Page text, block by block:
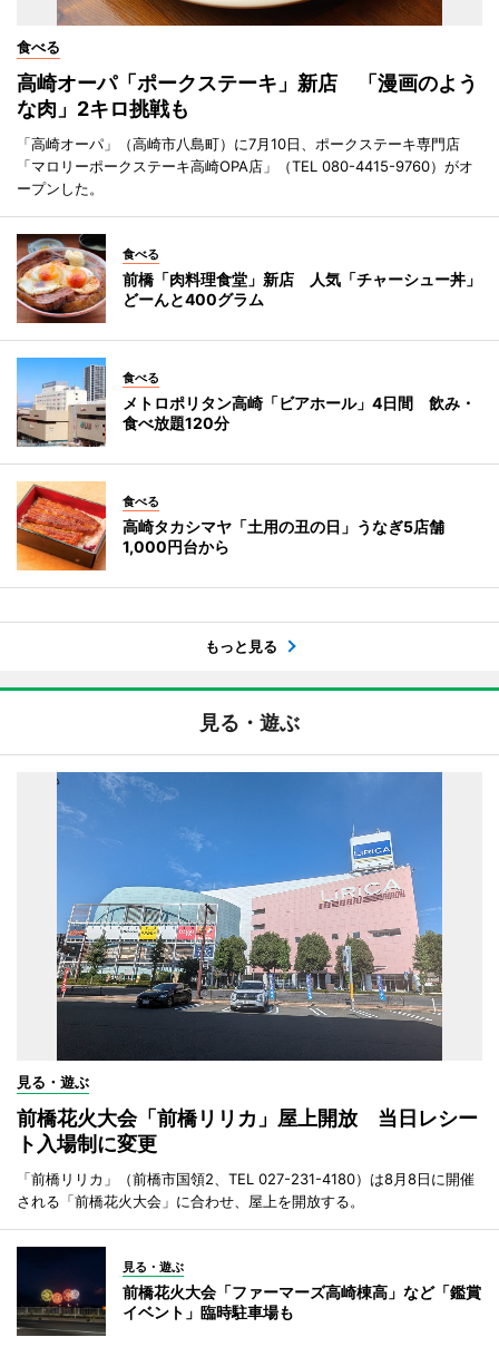
食べる
高崎オーパ「ポークステーキ」新店 「漫画のよう
な肉」2キロ挑戦も
「高崎オーパ」（高崎市八島町）に7月10日、ポークステーキ専門店
「マロリーポークステーキ高崎OPA店」（TEL 080-4415-9760）がオ
ープンした。
食べる
前橋「肉料理食堂」新店 人気「チャーシュー丼」
どーんと400グラム
食べる
メトロポリタン高崎「ビアホール」4日間 飲み・
食べ放題120分
食べる
高崎タカシマヤ「土用の丑の日」うなぎ5店舗
1,000円台から
もっと見る
見る・遊ぶ
見る・遊ぶ
前橋花火大会「前橋リリカ」屋上開放 当日レシー
ト入場制に変更
「前橋リリカ」（前橋市国領2、TEL 027-231-4180）は8月8日に開催
される「前橋花火大会」に合わせ、屋上を開放する。
見る・遊ぶ
前橋花火大会「ファーマーズ高崎棟高」など「鑑賞
イベント」臨時駐車場も